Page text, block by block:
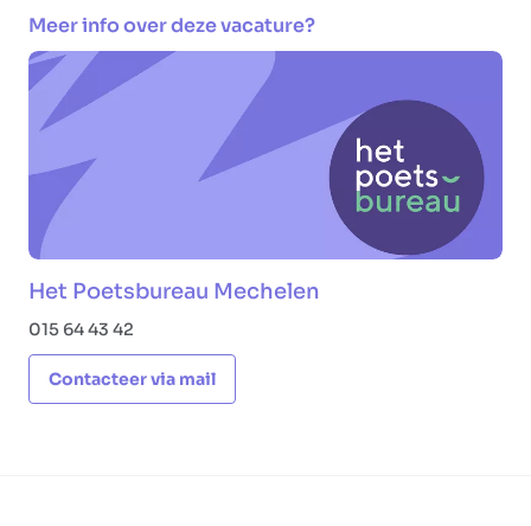
Meer info over deze vacature?
Het Poetsbureau Mechelen
015 64 43 42
Contacteer via mail